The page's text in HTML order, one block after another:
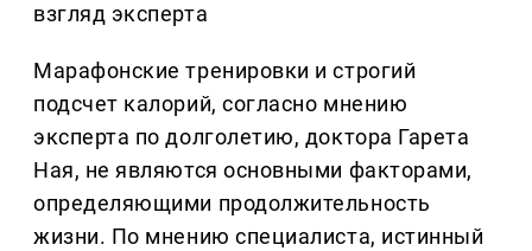
взгляд эксперта
Марафонские тренировки и строгий
подсчет калорий, согласно мнению
эксперта по долголетию, доктора Гарета
Ная, не являются основными факторами,
определяющими продолжительность
жизни. По мнению специалиста, истинный